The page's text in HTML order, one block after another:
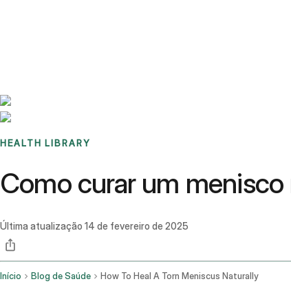
HEALTH LIBRARY
Como curar um
Última atualização 14 de fevereiro de 2025
Início Blog de Saúde How To Heal A Torn Meniscus Naturally